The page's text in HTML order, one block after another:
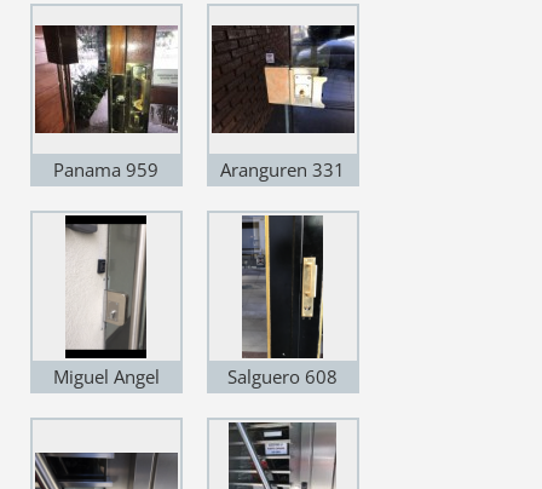
Panama 959 Aranguren 331
Miguel Angel
Salguero 608